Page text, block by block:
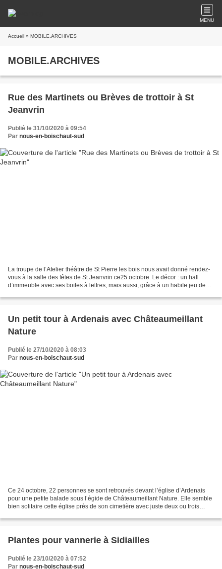
MENU
Accueil » MOBILE.ARCHIVES
MOBILE.ARCHIVES
Rue des Martinets ou Brèves de trottoir à St
Jeanvrin
Publié le 31/10/2020 à 09:54
Par nous-en-boischaut-sud
La troupe de l’Atelier théâtre de St Pierre les bois nous avait donné rendez-
vous à la salle des fêtes de St Jeanvrin ce25 octobre. Le décor : un hall
d’immeuble avec ses boites à lettres, mais aussi, grâce à un habile jeu de
Un petit tour à Ardenais avec Châteaumeillant
Nature
Publié le 27/10/2020 à 08:03
Par nous-en-boischaut-sud
Ce 24 octobre, 22 personnes se sont retrouvés devant l’église d’Ardenais
pour une petite balade sous l’égide de Châteaumeillant Nature. Elle semble
bien solitaire cette église près de son cimetière avec juste deux ou trois
Plantes pour vannerie à Sidiailles
Publié le 23/10/2020 à 07:52
Par nous-en-boischaut-sud